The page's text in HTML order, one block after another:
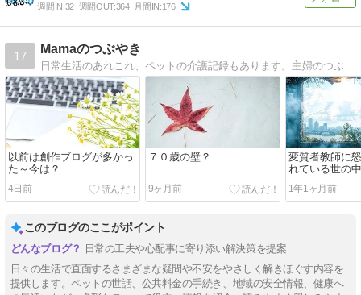
週間IN:32 週間OUT:364 月間IN:176
17
Mamaのつぶやき
以前は創作ブログが多かっ
た～今は？
4日前
７０歳の壁？
9ヶ月前
変質者教師に
れている世の中
1年1ヶ月前
このブログのここがポイント
日常の工夫や心配事に寄り添い解決策を提案
日々の生活で直面するさまざまな疑問や不安をやさしく解きほぐす内容を
提供します。ペットの世話、公共料金の手続き、地域の安全情報、健康へ